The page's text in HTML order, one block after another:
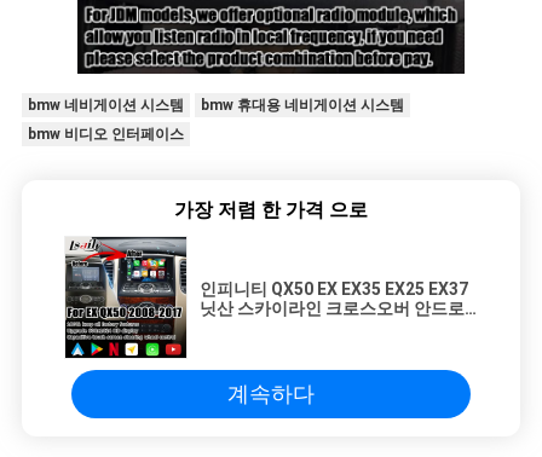
bmw 네비게이션 시스템
bmw 휴대용 네비게이션 시스템
bmw 비디오 인터페이스
가장 저렴 한 가격 으로
인피니티 QX50 EX EX35 EX25 EX37
닛산 스카이라인 크로스오버 안드로
계속하다